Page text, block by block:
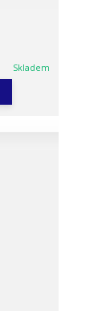
Skladem